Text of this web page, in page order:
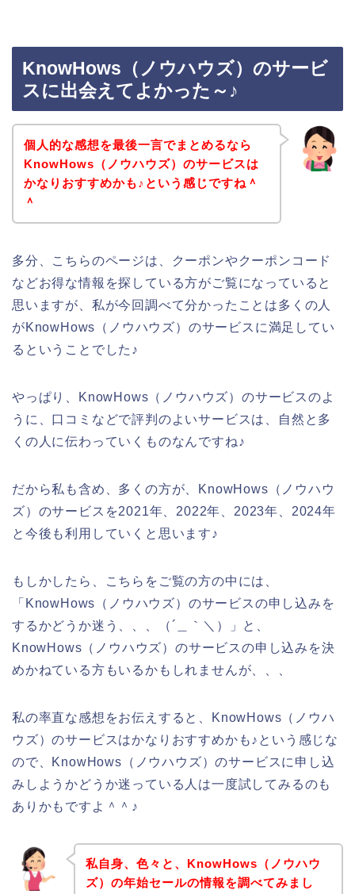
KnowHows（ノウハウズ）のサービ
スに出会えてよかった～♪
個人的な感想を最後一言でまとめるなら
KnowHows（ノウハウズ）のサービスは
かなりおすすめかも♪という感じですね＾
＾
多分、こちらのページは、クーポンやクーポンコード
などお得な情報を探している方がご覧になっていると
思いますが、私が今回調べて分かったことは多くの人
がKnowHows（ノウハウズ）のサービスに満足してい
るということでした♪
やっぱり、KnowHows（ノウハウズ）のサービスのよ
うに、口コミなどで評判のよいサービスは、自然と多
くの人に伝わっていくものなんですね♪
だから私も含め、多くの方が、KnowHows（ノウハウ
ズ）のサービスを2021年、2022年、2023年、2024年
と今後も利用していくと思います♪
もしかしたら、こちらをご覧の方の中には、
「KnowHows（ノウハウズ）のサービスの申し込みを
するかどうか迷う、、、（´＿｀＼）」と、
KnowHows（ノウハウズ）のサービスの申し込みを決
めかねている方もいるかもしれませんが、、、
私の率直な感想をお伝えすると、KnowHows（ノウハ
ウズ）のサービスはかなりおすすめかも♪という感じな
ので、KnowHows（ノウハウズ）のサービスに申し込
みしようかどうか迷っている人は一度試してみるのも
ありかもですよ＾＾♪
私自身、色々と、KnowHows（ノウハウ
ズ）の年始セールの情報を調べてみまし